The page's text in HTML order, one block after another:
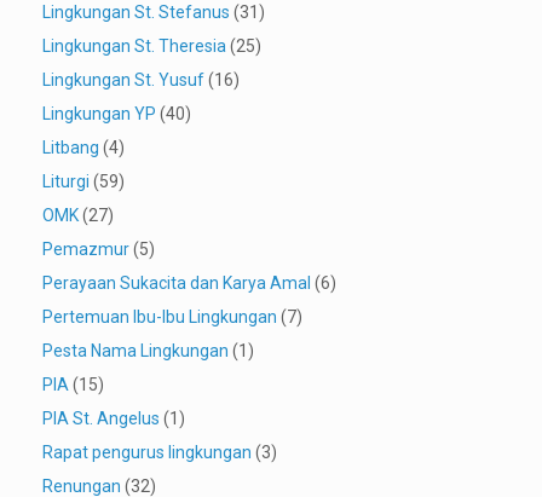
Lingkungan St. Stefanus (31)
Lingkungan St. Theresia (25)
Lingkungan St. Yusuf(16)
Lingkungan YP (40)
Litbang (4)
Liturgi (59)
OMK(27)
Pemazmur(5)
Perayaan Sukacita dan Karya Amal (6)
Pertemuan Ibu-Ibu Lingkungan (7)
Pesta Nama Lingkungan (1)
PIA (15)
PIA St. Angelus (1)
Rapat pengurus lingkungan (3)
Renungan (32)